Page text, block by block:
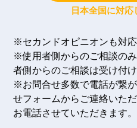
日本全国に対応
※セカンドオピニオンも対応
※使用者側からのご相談の
者側からのご相談は受け付
※お問合せ多数で電話が繋
せフォームからご連絡いた
お電話させていただきます。